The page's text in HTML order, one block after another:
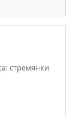
стремянки